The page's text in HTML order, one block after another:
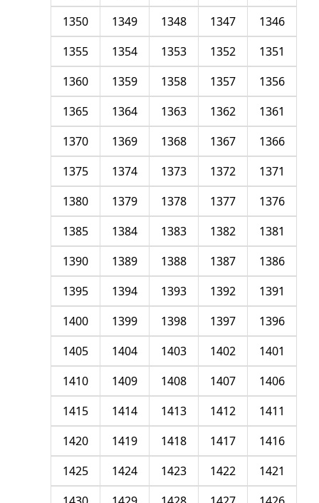
1346
1347
1348
1349
1350
1351
1352
1353
1354
1355
1356
1357
1358
1359
1360
1361
1362
1363
1364
1365
1366
1367
1368
1369
1370
1371
1372
1373
1374
1375
1376
1377
1378
1379
1380
1381
1382
1383
1384
1385
1386
1387
1388
1389
1390
1391
1392
1393
1394
1395
1396
1397
1398
1399
1400
1401
1402
1403
1404
1405
1406
1407
1408
1409
1410
1411
1412
1413
1414
1415
1416
1417
1418
1419
1420
1421
1422
1423
1424
1425